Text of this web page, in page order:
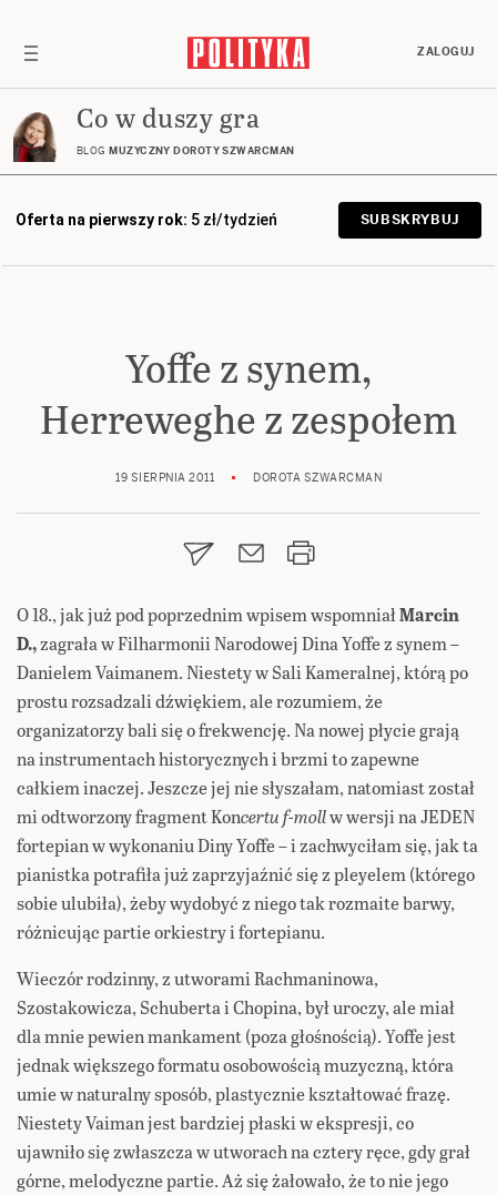
ZALOGUJ
Co w duszy gra
BLOG MUZYCZNY DOROTY SZWARCMAN
Oferta na pierwszy rok: 5 zł/tydzień SUBSKRYBUJ
Yoffe z synem,
Herreweghe z zespołem
19 SIERPNIA 2011 DOROTA SZWARCMAN
O 18., jak już pod poprzednim wpisem wspomniałMarcin
D.,zagrała w Filharmonii Narodowej Dina Yoffe z synem –
Danielem Vaimanem. Niestety w Sali Kameralnej, którą po
prostu rozsadzali dźwiękiem, ale rozumiem, że
organizatorzy bali się o frekwencję. Na nowej płycie grają
na instrumentach historycznych i brzmi to zapewne
całkiem inaczej. Jeszcze jej nie słyszałam, natomiast został
mi odtworzony fragment Koncertu f-mollw wersji na JEDEN
fortepian w wykonaniu Diny Yoffe – i zachwyciłam się, jak ta
pianistka potrafiła już zaprzyjaźnić się z pleyelem (którego
sobie ulubiła), żeby wydobyć z niego tak rozmaite barwy,
różnicując partie orkiestry i fortepianu.
Wieczór rodzinny, z utworami Rachmaninowa,
Szostakowicza, Schuberta i Chopina, był uroczy, ale miał
dla mnie pewien mankament (poza głośnością). Yoffe jest
jednak większego formatu osobowością muzyczną, która
umie w naturalny sposób, plastycznie kształtować frazę.
Niestety Vaiman jest bardziej płaski w ekspresji, co
ujawniło się zwłaszcza w utworach na cztery ręce, gdy grał
górne, melodyczne partie. Aż się żałowało, że to nie jego